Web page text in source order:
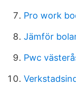
Pro work
Jämför
Pwc